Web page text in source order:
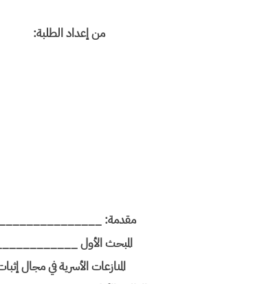
من إعداد
فاطمة
مقدمة:
المبحث الأول
المنازعات الأسرية في